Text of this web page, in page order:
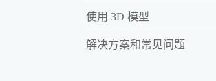
使用 3D 模型
解决方案和常见问题